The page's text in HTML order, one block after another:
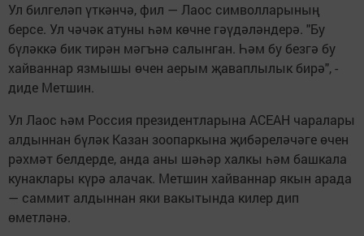
Ул билгеләп үткәнчә, фил — Лаос символларының
берсе. Ул чәчәк атуны һәм көчне гәүдәләндерә. "Бу
бүләккә бик тирән мәгънә салынган. Һәм бу безгә бу
хайваннар язмышы өчен аерым җаваплылык бирә", -
диде Метшин.
Ул Лаос һәм Россия президентларына АСЕАН чаралары
алдыннан бүләк Казан зоопаркына җибәреләчәге өчен
рәхмәт белдерде, анда аны шәһәр халкы һәм башкала
кунаклары күрә алачак. Метшин хайваннар якын арада
— саммит алдыннан яки вакытында килер дип
өметләнә.